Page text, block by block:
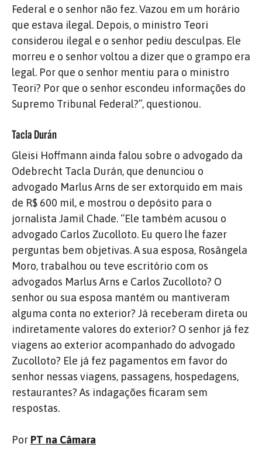
Federal e o senhor não fez. Vazou em um horário
que estava ilegal. Depois, o ministro Teori
considerou ilegal e o senhor pediu desculpas. Ele
morreu e o senhor voltou a dizer que o grampo era
legal. Por que o senhor mentiu para o ministro
Teori? Por que o senhor escondeu informações do
Supremo Tribunal Federal?”, questionou.
Tacla Durán
Gleisi Hoffmann ainda falou sobre o advogado da
Odebrecht Tacla Durán, que denunciou o
advogado Marlus Arns de ser extorquido em mais
de R$ 600 mil, e mostrou o depósito para o
jornalista Jamil Chade. “Ele também acusou o
advogado Carlos Zucolloto. Eu quero lhe fazer
perguntas bem objetivas. A sua esposa, Rosângela
Moro, trabalhou ou teve escritório com os
advogados Marlus Arns e Carlos Zucolloto? O
senhor ou sua esposa mantém ou mantiveram
alguma conta no exterior? Já receberam direta ou
indiretamente valores do exterior? O senhor já fez
viagens ao exterior acompanhado do advogado
Zucolloto? Ele já fez pagamentos em favor do
senhor nessas viagens, passagens, hospedagens,
restaurantes? As indagações ficaram sem
respostas.
Por PT na Câmara